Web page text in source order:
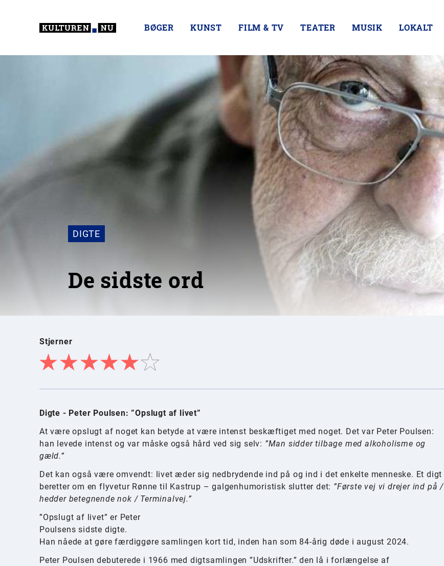
BØGER KUNST FILM & TV TEATER MUSIK LOKALT
DIGTE
De sidste ord
Stjerner
Digte - Peter Poulsen: ”Opslugt af livet”
At være opslugt af noget kan betyde at være intenst beskæftiget med noget. Det var Peter Poulsen:
han levede intenst og var måske også hård ved sig selv: ”Man sidder tilbage med alkoholisme og
gæld.”
Det kan også være omvendt: livet æder sig nedbrydende ind på og ind i det enkelte menneske. Et digt
beretter om en flyvetur Rønne til Kastrup – galgenhumoristisk slutter det: ”Første vej vi drejer ind på /
hedder betegnende nok / Terminalvej.”
”Opslugt af livet” er Peter
Poulsens sidste digte.
Han nåede at gøre færdiggøre samlingen kort tid, inden han som 84-årig døde i august 2024.
Peter Poulsen debuterede i 1966 med digtsamlingen ”Udskrifter.” den lå i forlængelse af